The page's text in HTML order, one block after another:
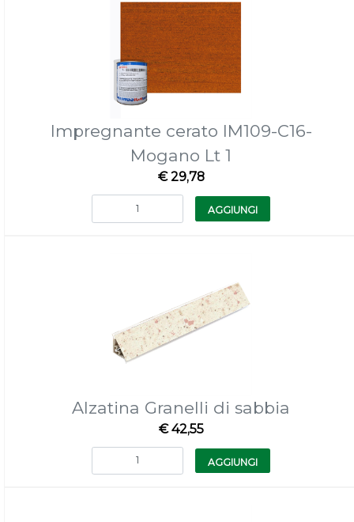
Impregnante cerato IM109-C16-
Mogano Lt 1
€ 29,78
Quantità
AGGIUNGI
Alzatina Granelli di sabbia
€ 42,55
Quantità
AGGIUNGI